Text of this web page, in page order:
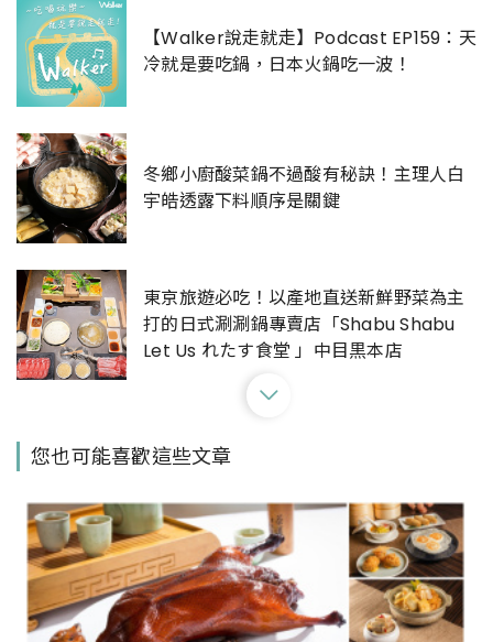
【Walker說走就走】Podcast EP159：天
冷就是要吃鍋，日本火鍋吃一波！
冬鄉小廚酸菜鍋不過酸有秘訣！主理人白
宇皓透露下料順序是關鍵
東京旅遊必吃！以產地直送新鮮野菜為主
打的日式涮涮鍋專賣店「Shabu Shabu
Let Us れたす食堂 」中目黒本店
火鍋、IKEA開賣鹽酥雞、粽香飯以及海鹽
東區吃鍋去！大安區「肉大人」回歸搬遷
至東區216巷，全新品牌識別吃火鍋還能搭
自然酒一起喝
您也可能喜歡這些文章